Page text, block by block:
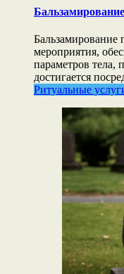
Бальзамирование
Бальзамирование
мероприятия,
параметров тела,
достигается
Ритуальные